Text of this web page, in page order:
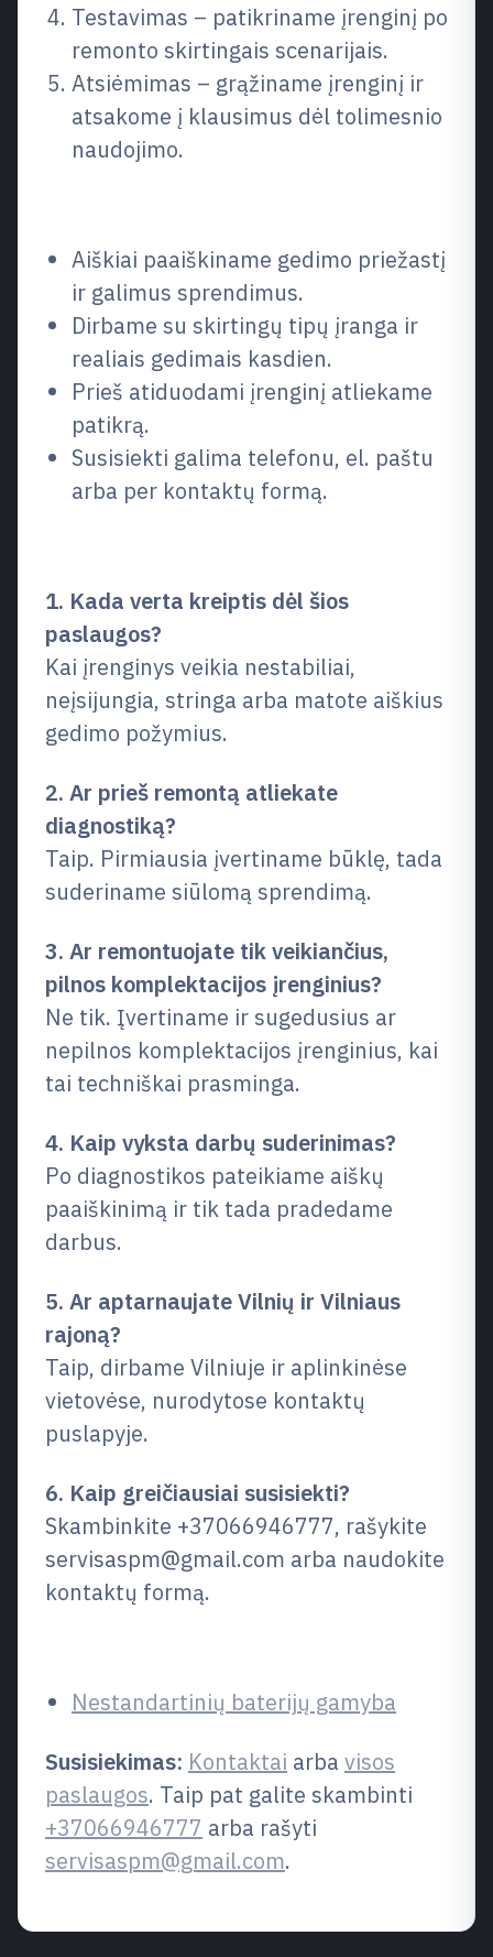
Testavimas – patikriname įrenginį po
remonto skirtingais scenarijais.
Atsiėmimas – grąžiname įrenginį ir
atsakome į klausimus dėl tolimesnio
naudojimo.
Aiškiai paaiškiname gedimo priežastį
ir galimus sprendimus.
Dirbame su skirtingų tipų įranga ir
realiais gedimais kasdien.
Prieš atiduodami įrenginį atliekame
patikrą.
Susisiekti galima telefonu, el. paštu
arba per kontaktų formą.
1. Kada verta kreiptis dėl šios
paslaugos?
Kai įrenginys veikia nestabiliai,
neįsijungia, stringa arba matote aiškius
gedimo požymius.
2. Ar prieš remontą atliekate
diagnostiką?
Taip. Pirmiausia įvertiname būklę, tada
suderiname siūlomą sprendimą.
3. Ar remontuojate tik veikiančius,
pilnos komplektacijos įrenginius?
Ne tik. Įvertiname ir sugedusius ar
nepilnos komplektacijos įrenginius, kai
tai techniškai prasminga.
4. Kaip vyksta darbų suderinimas?
Po diagnostikos pateikiame aiškų
paaiškinimą ir tik tada pradedame
darbus.
5. Ar aptarnaujate Vilnių ir Vilniaus
rajoną?
Taip, dirbame Vilniuje ir aplinkinėse
vietovėse, nurodytose kontaktų
puslapyje.
6. Kaip greičiausiai susisiekti?
Skambinkite +37066946777, rašykite
servisaspm@gmail.com arba naudokite
kontaktų formą.
Nestandartinių baterijų gamyba
Susisiekimas: Kontaktai arba visos
paslaugos. Taip pat galite skambinti
+37066946777 arba rašyti
servisaspm@gmail.com.